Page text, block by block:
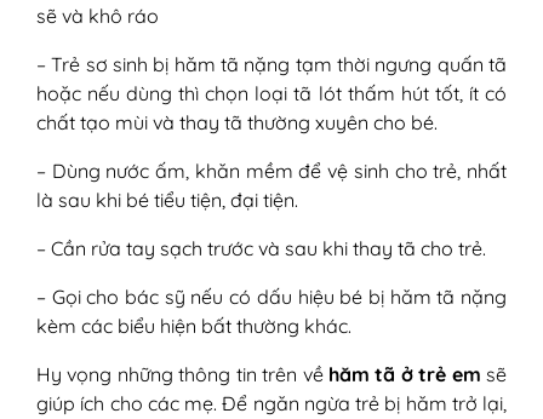
sẽ và khô ráo
– Trẻ sơ sinh bị hăm tã nặng tạm thời ngưng quấn tã
hoặc nếu dùng thì chọn loại tã lót thấm hút tốt, ít có
chất tạo mùi và thay tã thường xuyên cho bé.
– Dùng nước ấm, khăn mềm để vệ sinh cho trẻ, nhất
là sau khi bé tiểu tiện, đại tiện.
– Cần rửa tay sạch trước và sau khi thay tã cho trẻ.
– Gọi cho bác sỹ nếu có dấu hiệu bé bị hăm tã nặng
kèm các biểu hiện bất thường khác.
Hy vọng những thông tin trên vềhăm tã ở trẻ em sẽ
giúp ích cho các mẹ. Để ngăn ngừa trẻ bị hăm trở lại,